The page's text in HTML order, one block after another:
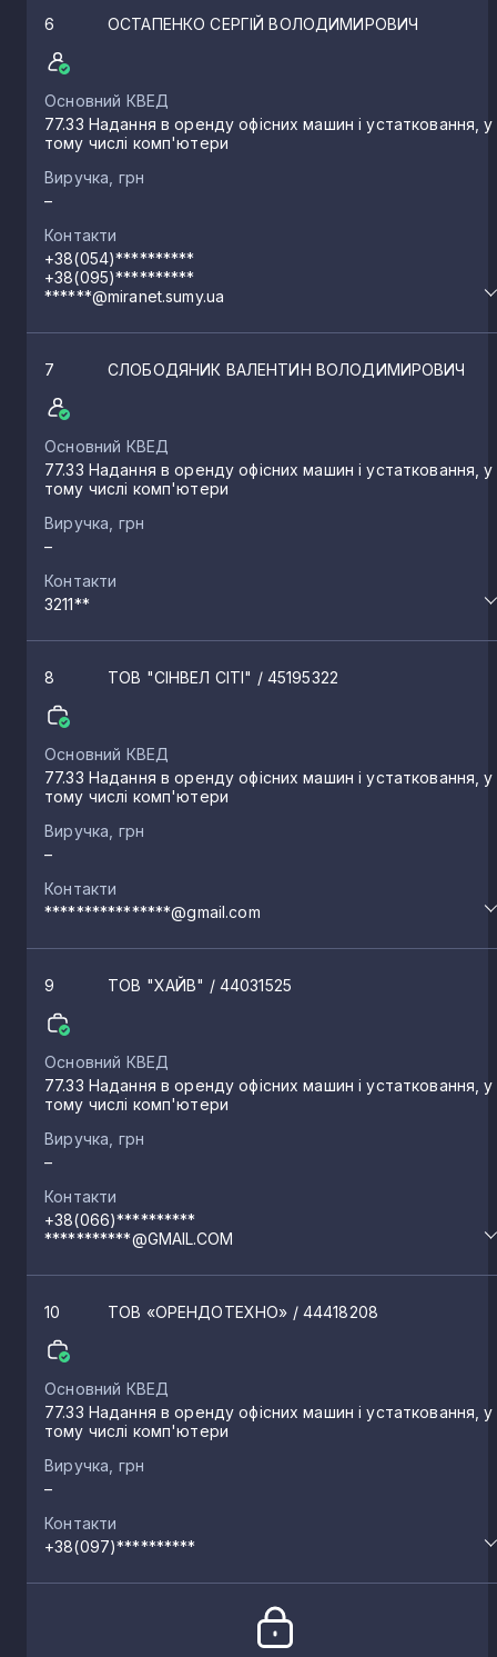
6 ОСТАПЕНКО СЕРГІЙ ВОЛОДИМИРОВИЧ
Основний КВЕД
77.33 Надання в оренду офісних машин і устатковання, у
тому числі комп'ютери
Виручка, грн
–
Контакти
+38(054)**********
+38(095)**********
******@miranet.sumy.ua
7 СЛОБОДЯНИК ВАЛЕНТИН ВОЛОДИМИРОВИЧ
Основний КВЕД
77.33 Надання в оренду офісних машин і устатковання, у
тому числі комп'ютери
Виручка, грн
–
Контакти
3211**
8 ТОВ "СІНВЕЛ СІТІ" / 45195322
Основний КВЕД
77.33 Надання в оренду офісних машин і устатковання, у
тому числі комп'ютери
Виручка, грн
–
Контакти
****************@gmail.com
9 ТОВ "ХАЙВ" / 44031525
Основний КВЕД
77.33 Надання в оренду офісних машин і устатковання, у
тому числі комп'ютери
Виручка, грн
–
Контакти
+38(066)**********
***********@GMAIL.COM
10 ТОВ «ОРЕНДОТЕХНО» / 44418208
Основний КВЕД
77.33 Надання в оренду офісних машин і устатковання, у
тому числі комп'ютери
Виручка, грн
–
Контакти
+38(097)**********